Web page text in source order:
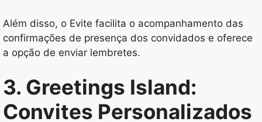
Além disso, o Evite facilita o acompanhamento das
confirmações de presença dos convidados e oferece
a opção de enviar lembretes.
3. Greetings Island:
Convites Personalizados